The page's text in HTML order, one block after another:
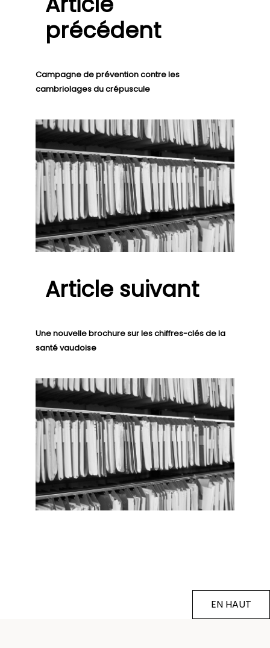
précédent
Campagne de prévention contre les
cambriolages du crépuscule
Article suivant
Une nouvelle brochure sur les chiffres-clés de la
santé vaudoise
EN HAUT